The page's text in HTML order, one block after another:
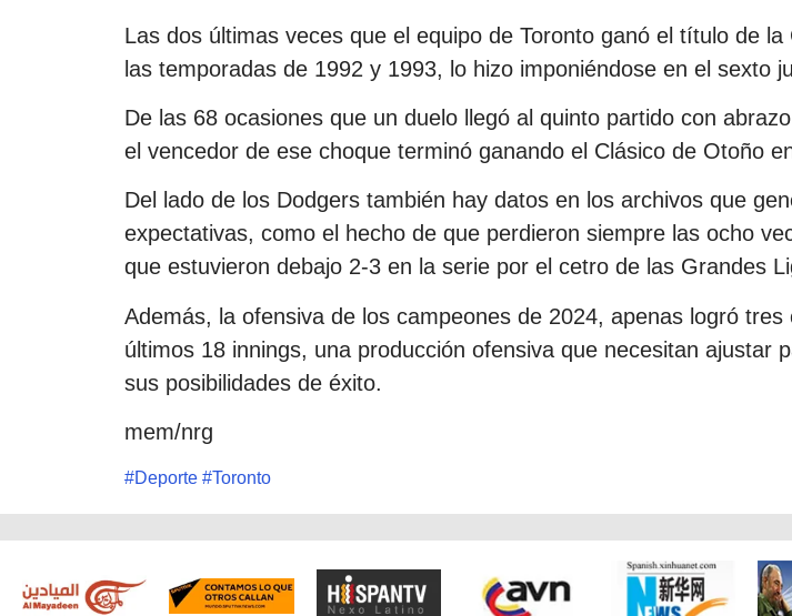
Las dos últimas veces que el equipo de Toronto ganó el título de la
las temporadas de 1992 y 1993, lo hizo imponiéndose en el sexto
De las 68 ocasiones que un duelo llegó al quinto partido con
el vencedor de ese choque terminó ganando el Clásico de Otoño
Del lado de los Dodgers también hay datos en los archivos que
expectativas, como el hecho de que perdieron siempre las ocho
que estuvieron debajo 2-3 en la serie por el cetro de las Grandes
Además, la ofensiva de los campeones de 2024, apenas logró tres
últimos 18 innings, una producción ofensiva que necesitan ajustar
sus posibilidades de éxito.
mem/nrg
#Deporte #Toronto